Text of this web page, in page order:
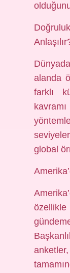
alanda
farklı
global